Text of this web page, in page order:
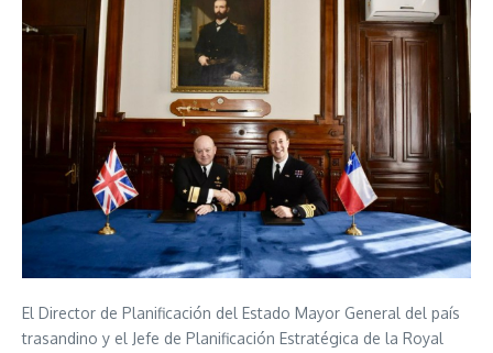
El Director de Planificación del Estado Mayor General del país
trasandino y el Jefe de Planificación Estratégica de la Royal